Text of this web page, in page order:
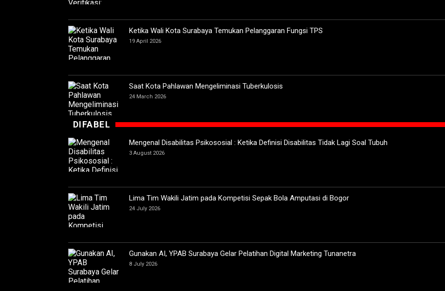
Ketika Wali Kota Surabaya Temukan Pelanggaran Fungsi TPS
19 April 2026
Saat Kota Pahlawan Mengeliminasi Tuberkulosis
24 March 2026
DIFABEL
Mengenal Disabilitas Psikososial : Ketika Definisi Disabilitas Tidak Lagi Soal Tubuh
3 August 2026
Lima Tim Wakili Jatim pada Kompetisi Sepak Bola Amputasi di Bogor
24 July 2026
Gunakan AI, YPAB Surabaya Gelar Pelatihan Digital Marketing Tunanetra
8 July 2026